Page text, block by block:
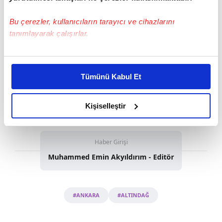
Bu çerezler, kullanıcıların tarayıcı ve cihazlarını
tanımlayarak çalışırlar.
Bu çerezlere izin vermeniz halinde sizlere özel
daha iyi reklam deneyimi yaşatabiliriz. Bunu yaparken
amacımızın size daha iyi bir reklam deneyimi sunmak
olduğunu ve sizlere en iyi içerikleri sunabilmek adına
elimizden gelen çabayı gösterdiğimizi ve bu noktada,
reklamların maliyetlerimizi karşılamak noktasında tek gelir
kalemimiz olduğunu sizlere hatırlatmak isteriz.
Tümünü Kabul Et
Kişiselleştir
Haber Girişi
Muhammed Emin Akyıldırım - Editör
#ANKARA #ALTINDAĞ